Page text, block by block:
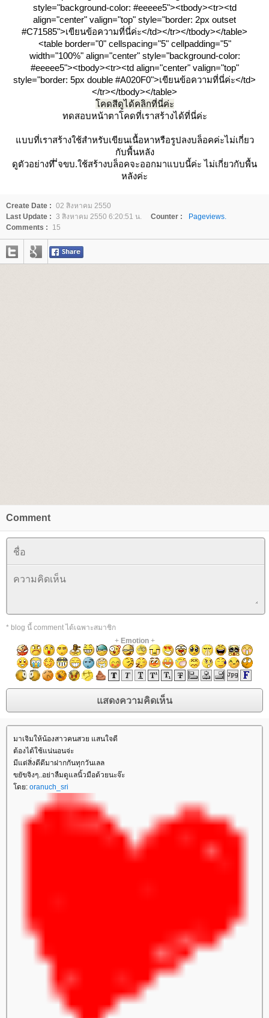
style="background-color: #eeeee5"><tbody><tr><td
align="center" valign="top" style="border: 2px outset
#C71585">เขียนข้อความที่นี่ค่ะ</td></tr></tbody></table>
<table border="0" cellspacing="5" cellpadding="5"
width="100%" align="center" style="background-color:
#eeeee5"><tbody><tr><td align="center" valign="top"
style="border: 5px double #A020F0">เขียนข้อความที่นี่ค่ะ</td>
</tr></tbody></table>
คดสีดูได้คลิกที่นี่ค่ะ
ทดสอบหน้าตาโคดที่เราสร้างได้ที่นี่ค่ะ
บบที่เราสร้างใช้สำหรับเขียนเนื้อหาหรือรูปลงบล็อคค่ะไม่เกี่ยว
กับพื้นหลัง
ดูตัวอย่างที่ ี่จขบ.ใช้สร้างบล็อคจะออกมาแบบนี้ค่ะ ไม่เกี่ยวกับพื้น
หลังค่ะ
Create Date : 02 สิงหาคม 2550
Last Update : 3 สิงหาคม 2550 6:20:51 น. Counter :
Pageviews.
Comments :
15
Comment
* blog นี้ comment ได้เฉพาะสมาชิก
+ Emotion+
มาเจิมให้น้องสาวคนสวย แสนใจดี
ต้องได้ใช้แน่นอนจ่ะ
มีแต่สิ่งดีดีมาฝากกันทุกวันเลล
ขยัขจิงๆ..อย่าลืมดูแลนิ้วมือด้วยนะจ๊ะ
ดย: oranuch_sri